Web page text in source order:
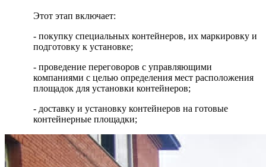
Этот этап включает:
- покупку специальных контейнеров, их маркировку и
подготовку к установке;
- проведение переговоров с управляющими
компаниями с целью определения мест расположения
площадок для установки контейнеров;
- доставку и установку контейнеров на готовые
контейнерные площадки;